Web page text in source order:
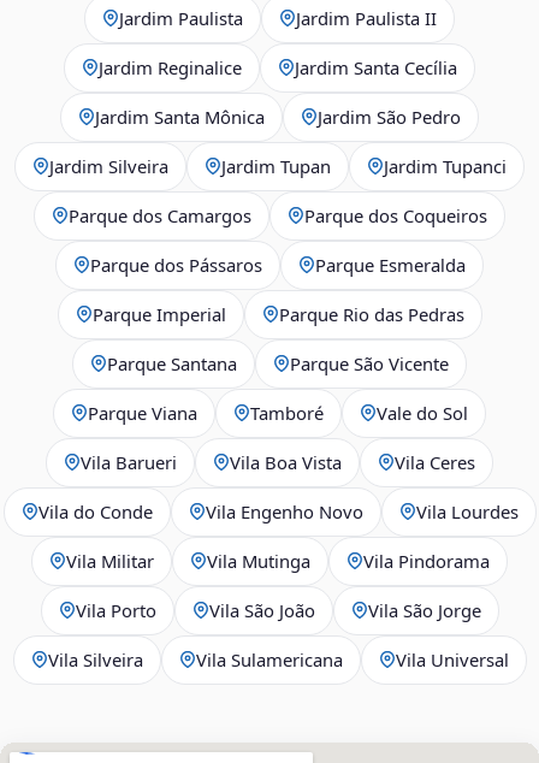
Jardim Paulista Jardim Paulista II
Jardim Reginalice Jardim Santa Cecília
Jardim Santa Mônica Jardim São Pedro
Jardim Silveira Jardim Tupan Jardim Tupanci
Parque dos Camargos Parque dos Coqueiros
Parque dos Pássaros Parque Esmeralda
Parque Imperial Parque Rio das Pedras
Parque Santana Parque São Vicente
Parque Viana Tamboré Vale do Sol
Vila Barueri Vila Boa Vista Vila Ceres
Vila do Conde Vila Engenho Novo Vila Lourdes
Vila Militar Vila Mutinga Vila Pindorama
Vila Porto Vila São João Vila São Jorge
Vila Silveira Vila Sulamericana Vila Universal